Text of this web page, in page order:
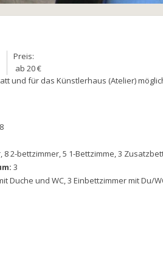
Preis:
ab 20 €
und für das Künstlerhaus (Atelier)
8 2-bettzimmer, 5 1-Bettzimme, 3
3
Duche und WC, 3 Einbettzimmer mit Du/